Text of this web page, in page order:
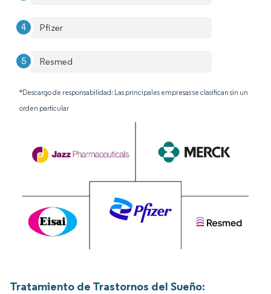
Pfizer
Resmed
*Descargo de responsabilidad: Las principales empresas se clasifican sin un
orden particular
Tratamiento de Trastornos del Sueño: